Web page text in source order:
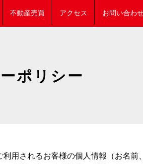
不動産売買 アクセス お問い合わ
ポリシー
用されるお客様の個人情報（お名前